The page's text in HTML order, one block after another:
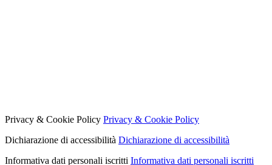
Privacy & Cookie Policy Privacy & Cookie Policy
Dichiarazione di accessibilità Dichiarazione di accessibilità
Informativa dati personali iscritti Informativa dati personali iscritti